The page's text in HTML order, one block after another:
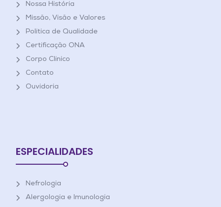
Nossa História
Missão, Visão e Valores
Política de Qualidade
Certificação ONA
Corpo Clínico
Contato
Ouvidoria
ESPECIALIDADES
Nefrologia
Alergologia e Imunologia